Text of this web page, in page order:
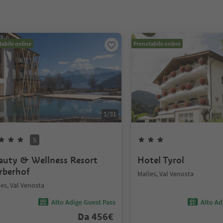
online
1/31
S
& Wellness Resort
Val Venosta
Alto Adige Guest Pass
Da 456€
Prenotabile online
Hotel Tyrol
Malles, Val Venosta
Alto